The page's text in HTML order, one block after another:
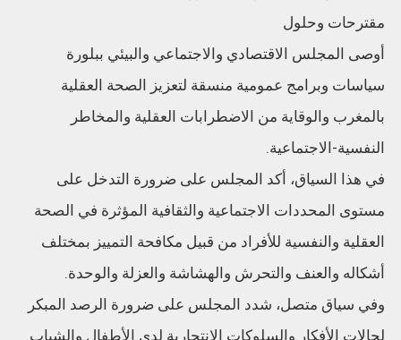
مقترحات وحلول
أوصى المجلس الاقتصادي والاجتماعي والبيئي ببلورة
سياسات وبرامج عمومية منسقة لتعزيز الصحة العقلية
بالمغرب والوقاية من الاضطرابات العقلية والمخاطر
النفسية-الاجتماعية.
في هذا السياق، أكد المجلس على ضرورة التدخل على
مستوى المحددات الاجتماعية والثقافية المؤثرة في الصحة
العقلية والنفسية للأفراد من قبيل مكافحة التمييز بمختلف
أشكاله والعنف والتحرش والهشاشة والعزلة والوحدة.
وفي سياق متصل، شدد المجلس على ضرورة الرصد المبكر
لحالات الأفكار والسلوكات الانتحارية لدى الأطفال والشباب